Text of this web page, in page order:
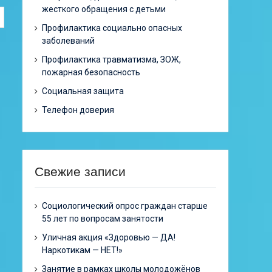
жесткого обращения с детьми
Профилактика социально опасных
заболеваний
Профилактика травматизма, ЗОЖ,
пожарная безопасность
Социальная защита
Телефон доверия
Свежие записи
Cоциологический опрос граждан старше
55 лет по вопросам занятости
Уличная акция «Здоровью — ДА!
Наркотикам — НЕТ!»
Занятие в рамках школы молодожёнов